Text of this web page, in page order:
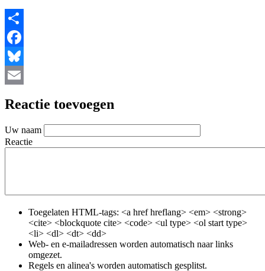
Share
Facebook
Bluesky
Reactie toevoegen
Uw naam
Reactie
Toegelaten HTML-tags: <a href hreflang> <em> <strong>
<cite> <blockquote cite> <code> <ul type> <ol start type>
<li> <dl> <dt> <dd>
Web- en e-mailadressen worden automatisch naar links
omgezet.
Regels en alinea's worden automatisch gesplitst.